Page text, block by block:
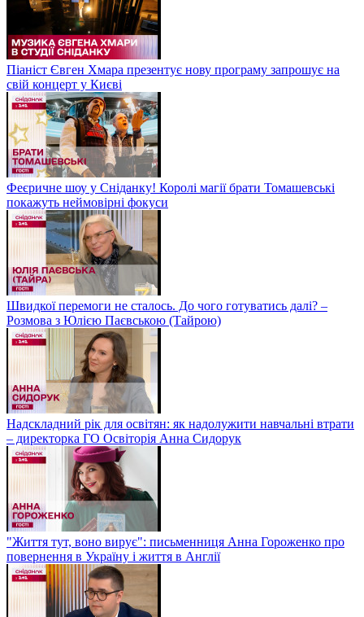
Піаніст Євген Хмара презентує нову програму запрошує на
свій концерт у Києві
Феєричне шоу у Сніданку! Королі магії брати Томашевські
покажуть неймовірні фокуси
Швидкої перемоги не сталось. До чого готуватись далі? –
Розмова з Юлією Паєвською (Тайрою)
Надскладний рік для освітян: як надолужити навчальні втрати
– директорка ГО Освіторія Анна Сидорук
"Життя тут, воно вирує": письменниця Анна Гороженко про
повернення в Україну і життя в Англії